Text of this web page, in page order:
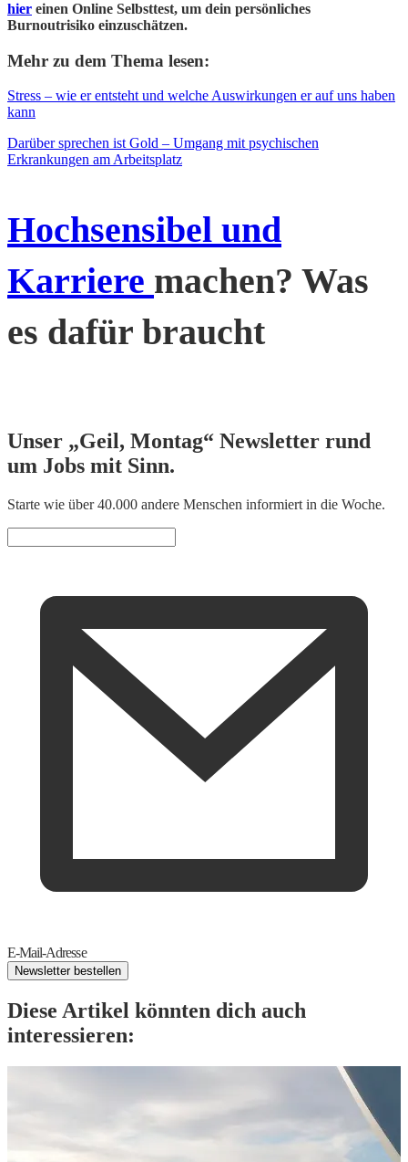
hier einen Online Selbsttest, um dein persönliches
Burnoutrisiko einzuschätzen.
Mehr zu dem Thema lesen:
Stress – wie er entsteht und welche Auswirkungen er auf uns haben
kann
Darüber sprechen ist Gold – Umgang mit psychischen
Erkrankungen am Arbeitsplatz
Hochsensibel und
Karriere machen? Was
es dafür braucht
Unser „Geil, Montag“ Newsletter rund
um Jobs mit Sinn.
Starte wie über 40.000 andere Menschen informiert in die Woche.
E-Mail-Adresse
Newsletter bestellen
Diese Artikel könnten dich auch
interessieren: